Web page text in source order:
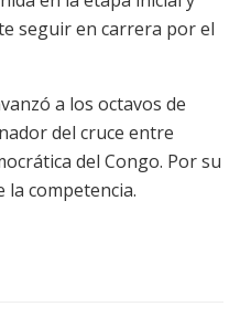
seguir en carrera por el
a los octavos de
del cruce entre
del Congo. Por su
la competencia.